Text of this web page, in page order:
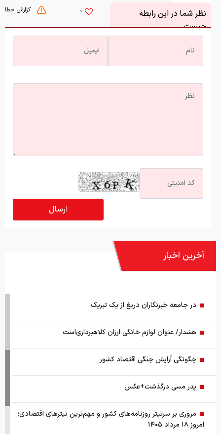
گزارش خطا 0
نظر شما در این رابطه
چیست
آخرین اخبار
در جامعه خبرنگاران دریغ از یک تبریک
هشدار/ عنوان لوازم خانگی ارزان کلاهبرداری‌است
چگونگی آرایش جنگی اقتصاد کشور
پدر مسی درگذشت+عکس
مروری بر سرتیتر روزنامه‌های کشور و مهم‌ترین تیترهای اقتصادی؛
امروز ۱۸ مرداد ۱۴۰۵